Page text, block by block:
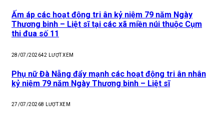
Ấm áp các hoạt động tri ân kỷ niệm 79 năm Ngày
Thương binh – Liệt sĩ tại các xã miền núi thuộc Cụm
thi đua số 11
28/07/202642 LƯỢT XEM
Phụ nữ Đà Nẵng đẩy mạnh các hoạt động tri ân nhân
kỷ niệm 79 năm Ngày Thương binh – Liệt sĩ
27/07/20268 LƯỢT XEM